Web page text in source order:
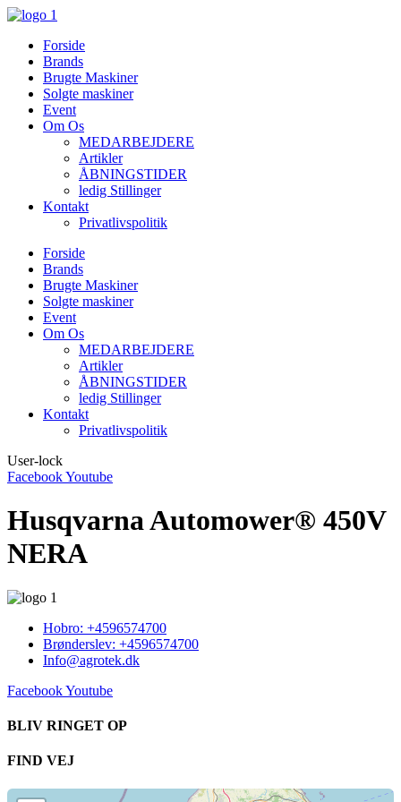
Videre
indholdForside
Brands
Brugte Maskiner
Solgte maskiner
Event
Om Os
MEDARBEJDERE
Artikler
ÅBNINGSTIDER
ledig Stillinger
Kontakt
Privatlivspolitik
Forside
Brands
Brugte Maskiner
Solgte maskiner
Event
Om Os
MEDARBEJDERE
Artikler
ÅBNINGSTIDER
ledig Stillinger
Kontakt
Privatlivspolitik
User-lock
FacebookYoutube
Husqvarna Automower® 450V
NERA
Hobro: +4596574700
Brønderslev: +4596574700
Info@agrotek.dk
FacebookYoutube
BLIV RINGET OP​
FIND VEJ​